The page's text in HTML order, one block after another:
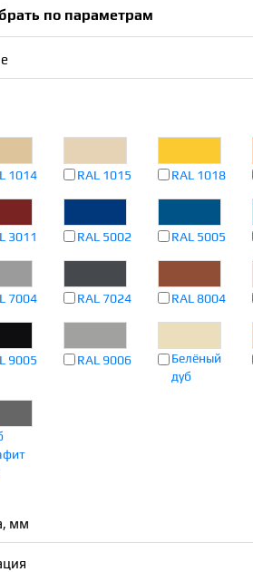
по параметрам
1014 RAL 1015 RAL 1018
3011 RAL 5002 RAL 5005
7004 RAL 7024 RAL 8004
9005 RAL 9006
Белёный
дуб
мм